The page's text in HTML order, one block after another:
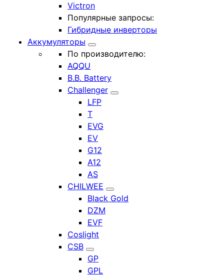
Victron
Популярные запросы:
Гибридные инверторы
Аккумуляторы
По производителю:
AQQU
B.B. Battery
Challenger
LFP
T
EVG
EV
G12
A12
AS
CHILWEE
Black Gold
DZM
EVF
Coslight
CSB
GP
GPL